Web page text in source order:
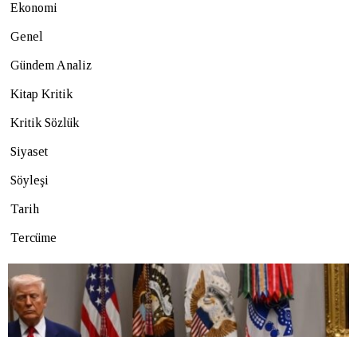
Ekonomi
Genel
Gündem Analiz
Kitap Kritik
Kritik Sözlük
Siyaset
Söyleşi
Tarih
Tercüme